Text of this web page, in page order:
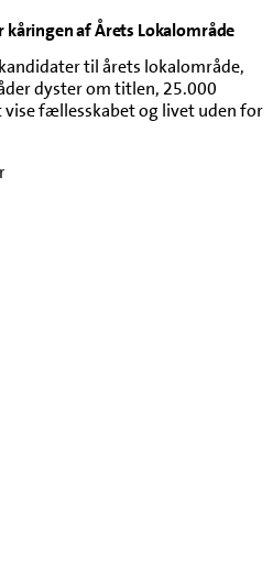
af Årets Lokalområde
til årets lokalområde,
dyster om titlen, 25.000
fællesskabet og livet uden for